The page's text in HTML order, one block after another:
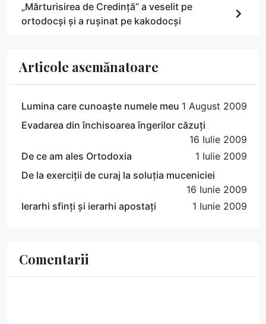
„Mărturisirea de Credință” a veselit pe
ortodocși și a rușinat pe kakodocși
Articole asemănatoare
Lumina care cunoaște numele meu 1 August 2009
Evadarea din închisoarea îngerilor căzuți
16 Iulie 2009
De ce am ales Ortodoxia
1 Iulie 2009
De la exerciții de curaj la soluția muceniciei
16 Iunie 2009
Ierarhi sfinți și ierarhi apostați
1 Iunie 2009
Comentarii